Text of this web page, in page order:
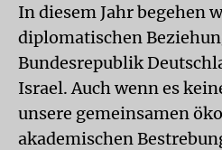
In diesem Jahr begehen
diplomatischen
Bundesrepublik
Israel. Auch wenn es
unsere gemeinsamen
akademischen